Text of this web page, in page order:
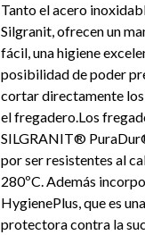
Tanto el acero
Silgranit, ofrecen un
fácil, una higiene
posibilidad de poder
cortar directamente
el fregadero.Los
SILGRANIT®
por ser resistentes al
280ºC. Además
HygienePlus, que es
protectora contra la